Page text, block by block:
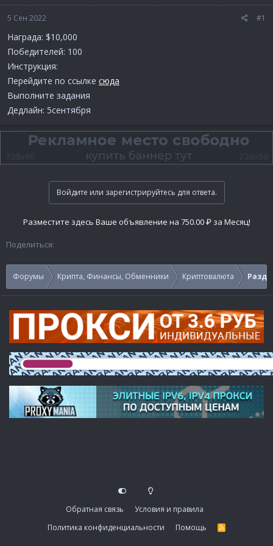
5 Сен 2022 #1
Награда: $10,000
Победителей: 100
Инструкция:
Перейдите по ссылке сюда
Выполните задания
Дедлайн: 5сентября
Войдите или зарегистрируйтесь для ответа.
Разместите здесь Ваше объявление на 750.00 ₽ за Месяц!
Поделиться:
Форумы Крипта, Финансы, Обменники Криптовалюта
Обратная связь
Условия и правила
Политика конфиденциальности
Помощь
R